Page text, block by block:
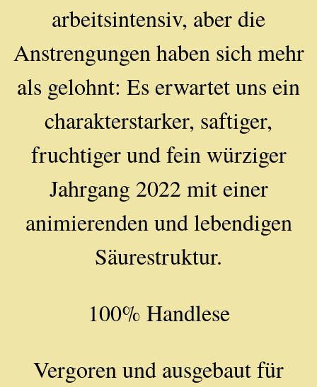
arbeitsintensiv, aber die
Anstrengungen haben sich mehr
als gelohnt: Es erwartet uns ein
charakterstarker, saftiger,
fruchtiger und fein würziger
Jahrgang 2022 mit einer
animierenden und lebendigen
Säurestruktur.
100% Handlese
Vergoren und ausgebaut für